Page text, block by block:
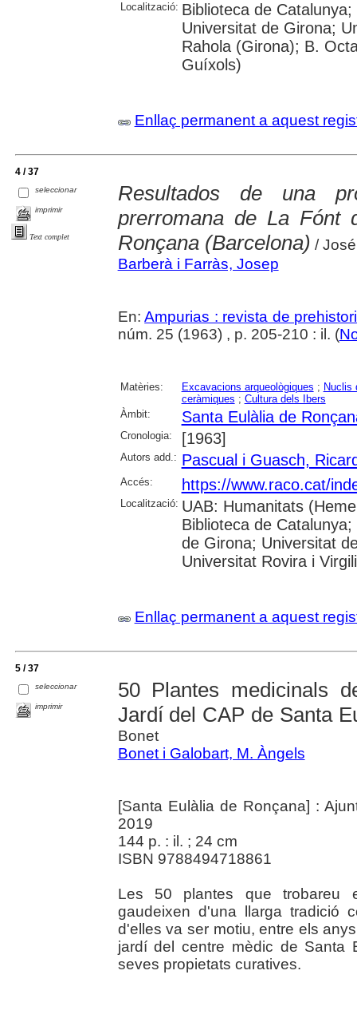
Localització: Biblioteca de
Universitat de Girona;
Rahola (Girona); B.
Guíxols)
Enllaç permanent a aquest
4 / 37
seleccionar
imprimir
Text complet
Resultados de una
prerromana de La Fónt
Ronçana (Barcelona) /
Barberà i Farràs, Josep
En:Ampurias : revista de
núm. 25 (1963) , p. 205-210 : il. (
Matèries: Excavacions arqueològiques ; Nuclis
ceràmiques ; Cultura dels Ibers
Àmbit:
Santa Eulàlia de
Cronologia: [1963]
Autors add.: Pascual i Guasch,
Accés: https://www.raco.cat/
Localització: UAB: Humanitats
Biblioteca de
de Girona; Universitat
Universitat Rovira i
Enllaç permanent a aquest
5 / 37
seleccionar
imprimir
50 Plantes medicinals
Jardí del CAP de Santa
Bonet
Bonet i Galobart, M. Àngels
[Santa Eulàlia de Ronçana] :
2019
144 p. : il. ; 24 cm
ISBN 9788494718861
Les 50 plantes que trobareu
gaudeixen d'una llarga tradició
d'elles va ser motiu, entre els
jardí del centre mèdic de Santa
seves propietats curatives.